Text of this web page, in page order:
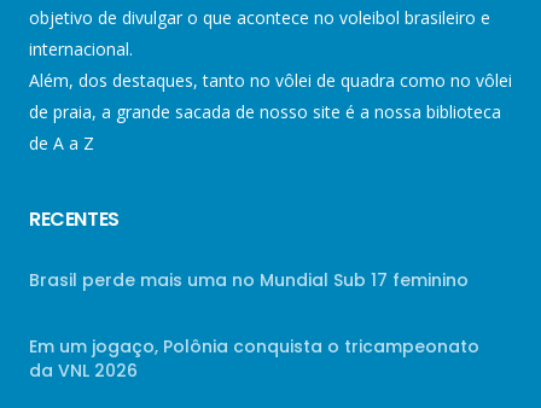
objetivo de divulgar o que acontece no voleibol brasileiro e
internacional.
Além, dos destaques, tanto no vôlei de quadra como no vôlei
de praia, a grande sacada de nosso site é a nossa biblioteca
de A a Z
RECENTES
Brasil perde mais uma no Mundial Sub 17 feminino
Em um jogaço, Polônia conquista o tricampeonato
da VNL 2026